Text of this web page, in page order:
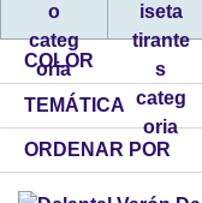
COLOR
TEMÁTICA
ORDENAR POR